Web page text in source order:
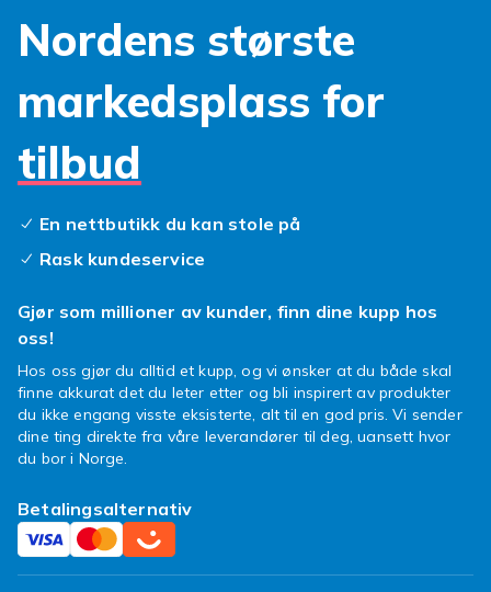
Her er løpesko for damer tilpasset ulike
underlag og behov. Dempede modeller for
asfalt som tar hånd om støt. Trailsko med grep
for skog og grus. Lette alternativer for tempo
passer din stil.
Komfort som holder hele
veien
siste kilometeret. Pustende materialer holder
belastningen. Passformen gjør at skoen sitter
der den skal uten å forstyrre. Med løpesko for
damer som føles riktig blir det enklere å snøre
dem på igjen.
Enten du er nybegynner eller allerede har
mange runder bak deg finnes det løpesko for
Nordens største
markedsplass for
tilbud
En nettbutikk du kan stole på
Rask kundeservice
Gjør som millioner av kunder, finn dine kupp hos
oss!
Hos oss gjør du alltid et kupp, og vi ønsker at du både skal
finne akkurat det du leter etter og bli inspirert av produkter
du ikke engang visste eksisterte, alt til en god pris. Vi sender
dine ting direkte fra våre leverandører til deg, uansett hvor
du bor i Norge.
Betalingsalternativ